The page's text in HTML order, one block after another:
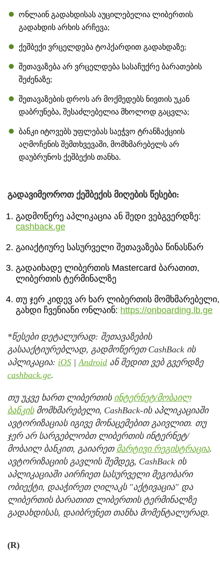
ონლაინ გადახდისას აუცილებელია ლიბერთის
გადახდის არხის არჩევა;
ქეშბექი ვრცელდება ტოპქარდით გადახდაზე;
შეთავაზება არ ვრცელდება სასაჩუქრე ბარათების
შეძენაზე;
შეთავაზების დროს არ მოქმედებს ნივთის უკან
დაბრუნება, შესაძლებელია მხოლოდ გაცვლა;
ბანკი იტოვებს უფლებას საეჭვო ტრანზაქციის
აღმოჩენის შემთხვევაში, მომხმარებელს არ
დაუბრუნოს ქეშბექის თანხა.
გადავიმეოროთ ქეშბექის მიღების წესები:
გადმოწერე აპლიკაცია ან შედი ვებგვერდზე:
cashback.ge
გაიაქტიურე სასურველი შეთავაზება წინასწარ
გადაიხადე ლიბერთის Mastercard ბარათით,
ლიბერთის ტერმინალზე
თუ ჯერ კიდევ არ ხარ ლიბერთის მომხმარებელი,
გახდი ჩვენიანი ონლაინ: https://onboarding.lb.ge
*წესები დეტალურად: შეთავაზების
გასააქტიურებლად, გადმოწერეთ CashBack ის
აპლიკაცია: iOS |Android ან შედით ვებ გვერდზე
cashback.ge.
თუ უკვე ხართ ლიბერთის ინტერნეტ/მობაილ
ბანკის მომხმარებელი, CashBack-ის აპლიკაციაში
ავტორიზაციას იგივე მონაცემებით გაივლით. თუ
ჯერ არ სარგებლობთ ლიბერთის ინტერნეტ/
მობაილ ბანკით, გაიარეთ მარტივი რეგისტრაცია.
ავტორიზაციის გავლის შემდეგ, CashBack ის
აპლიკაციაში აირჩიეთ სასურველი მეგობარი
ობიექტი, დააჭირეთ ღილაკს "აქტივაცია" და
ლიბერთის ბარათით ლიბერთის ტერმინალზე
გადახდისას, დაიბრუნეთ თანხა მომენტალურად.
(R)